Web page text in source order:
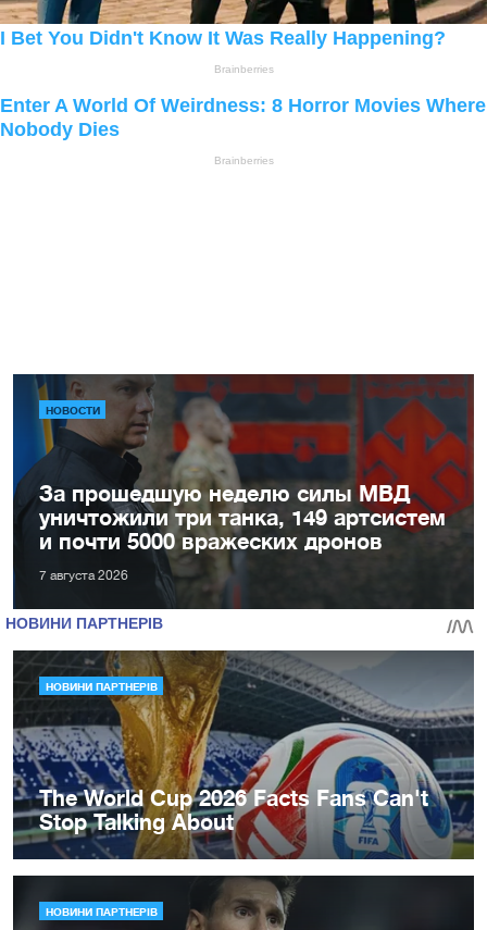
НОВОСТИ
За прошедшую неделю силы МВД
уничтожили три танка, 149 артсистем
и почти 5000 вражеских дронов
7 августа 2026